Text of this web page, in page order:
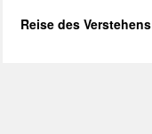
Reise des Verstehens